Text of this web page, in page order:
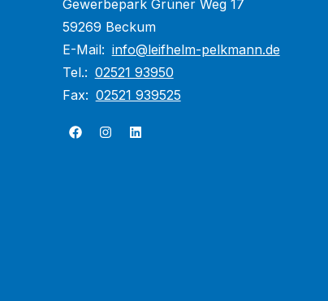
Gewerbepark Grüner Weg 17
59269 Beckum
E-Mail: info@leifhelm-pelkmann.de
Tel.: 02521 93950
Fax: 02521 939525